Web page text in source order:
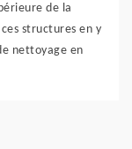
de la
structures en y
nettoyage en